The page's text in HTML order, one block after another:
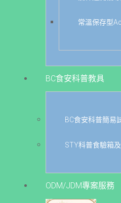
常溫保存型
BC食安科普教具
BC食安科普簡易
STY科普食驗箱
ODM/JDM專案服務